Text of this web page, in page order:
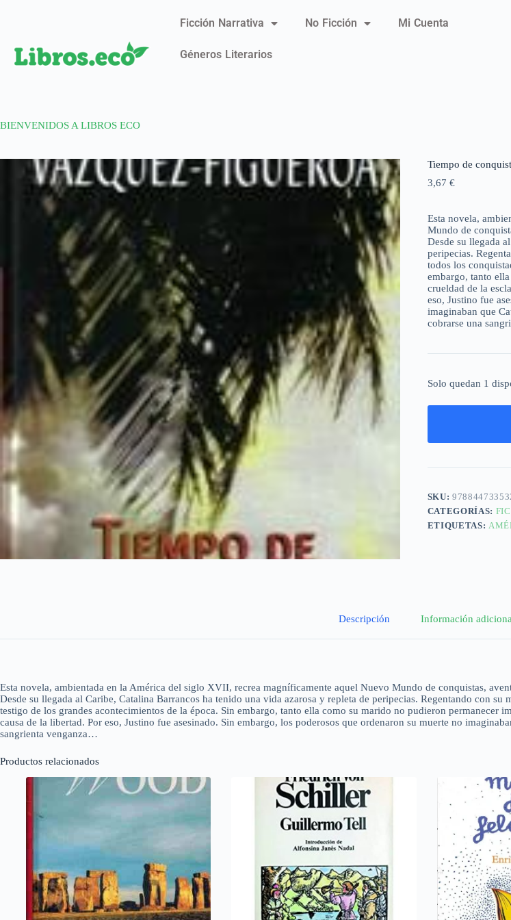
Ficción Narrativa No Ficción Mi Cuenta
Géneros Literarios
BIENVENIDOS A LIBROS ECO
Tiempo de
3,67 €
Esta novela,
Mundo de
Desde su llegada
peripecias.
todos los
embargo, tanto
crueldad de la
eso, Justino fue
imaginaban que
cobrarse una
Solo quedan 1
SKU:
CATEGORÍAS:
ETIQUETAS:
Descripción Información
Esta novela, ambientada en la América del siglo XVII, recrea magníficamente aquel Nuevo Mundo de conquistas,
Desde su llegada al Caribe, Catalina Barrancos ha tenido una vida azarosa y repleta de peripecias. Regentando con
testigo de los grandes acontecimientos de la época. Sin embargo, tanto ella como su marido no pudieron
causa de la libertad. Por eso, Justino fue asesinado. Sin embargo, los poderosos que ordenaron su muerte no
sangrienta venganza…
Productos relacionados